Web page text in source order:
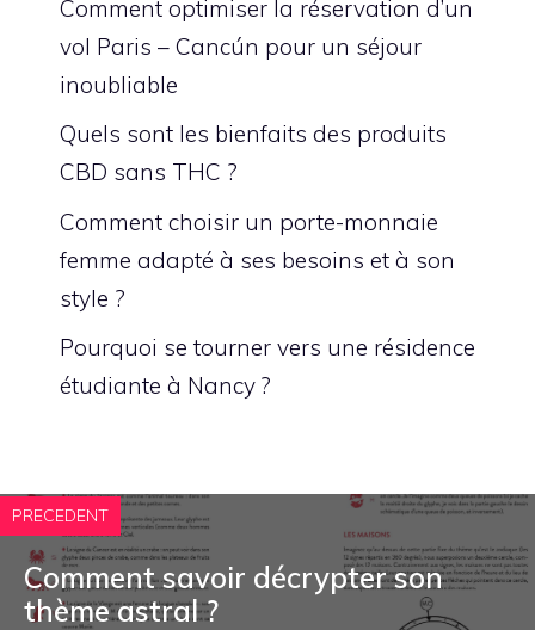
Comment optimiser la réservation d’un
vol Paris – Cancún pour un séjour
inoubliable
Quels sont les bienfaits des produits
CBD sans THC ?
Comment choisir un porte-monnaie
femme adapté à ses besoins et à son
style ?
Pourquoi se tourner vers une résidence
étudiante à Nancy ?
PRECEDENT
Comment savoir décrypter son
thème astral ?